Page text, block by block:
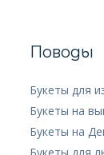
Поводы
Букеты для
Букеты на
Букеты на